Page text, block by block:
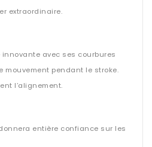
extraordinaire.
avec ses courbures
mouvement pendant le stroke.
l’alignement.
entière confiance sur les